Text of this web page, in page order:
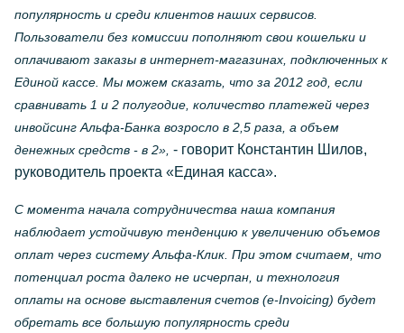
популярность и среди клиентов наших сервисов.
Пользователи без комиссии пополняют свои кошельки и
оплачивают заказы в интернет-магазинах, подключенных к
Единой кассе. Мы можем сказать, что за 2012 год, если
сравнивать 1 и 2 полугодие, количество платежей через
инвойсинг Альфа-Банка возросло в 2,5 раза, а объем
денежных средств - в 2», - говорит Константин Шилов,
руководитель проекта «Единая касса».
С момента начала сотрудничества наша компания
наблюдает устойчивую тенденцию к увеличению объемов
оплат через систему Альфа-Клик. При этом считаем, что
потенциал роста далеко не исчерпан, и технология
оплаты на основе выставления счетов (e-Invoicing) будет
обретать все большую популярность среди